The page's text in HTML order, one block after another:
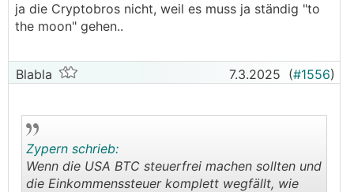
ja die Cryptobros nicht, weil es muss ja ständig "to
the moon" gehen..
Blabla 7.3.2025 (#1556)
Zypern schrieb:
Wenn die USA BTC steuerfrei machen sollten und
die Einkommenssteuer komplett wegfällt, wie